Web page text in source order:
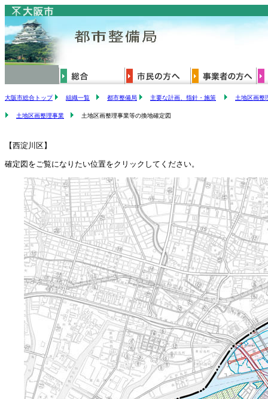
大阪市総合トップ 組織一覧 都市整備局 主要な計画、指針・施策 土地区画整
土地区画整理事業 土地区画整理事業等の換地確定図
【西淀川区】
確定図をご覧になりたい位置をクリックしてください。